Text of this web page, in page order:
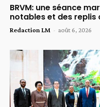
BRVM: une séance
notables et des
Redaction LM - août 6, 2026